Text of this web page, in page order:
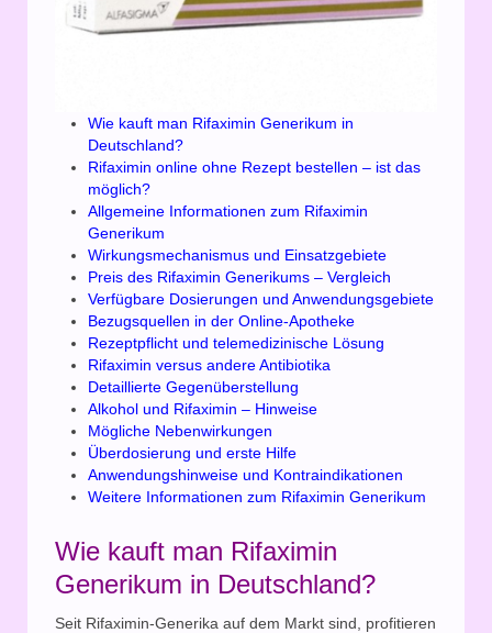
Wie kauft man Rifaximin Generikum in
Deutschland?
Rifaximin online ohne Rezept bestellen – ist das
möglich?
Allgemeine Informationen zum Rifaximin
Generikum
Wirkungsmechanismus und Einsatzgebiete
Preis des Rifaximin Generikums – Vergleich
Verfügbare Dosierungen und Anwendungsgebiete
Bezugsquellen in der Online-Apotheke
Rezeptpflicht und telemedizinische Lösung
Rifaximin versus andere Antibiotika
Detaillierte Gegenüberstellung
Alkohol und Rifaximin – Hinweise
Mögliche Nebenwirkungen
Überdosierung und erste Hilfe
Anwendungshinweise und Kontraindikationen
Weitere Informationen zum Rifaximin Generikum
Wie kauft man Rifaximin
Generikum in Deutschland?
Seit Rifaximin-Generika auf dem Markt sind, profitieren